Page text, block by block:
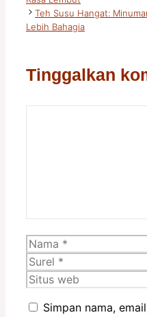
Teh Susu Hangat:
Lebih Bahagia
Tinggalkan
Nama
Simpan nama,